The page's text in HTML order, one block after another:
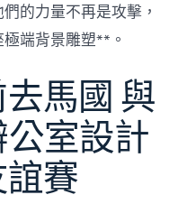
的力量不再是攻擊，
端背景雕塑**。
馬國 與
室設計
賽